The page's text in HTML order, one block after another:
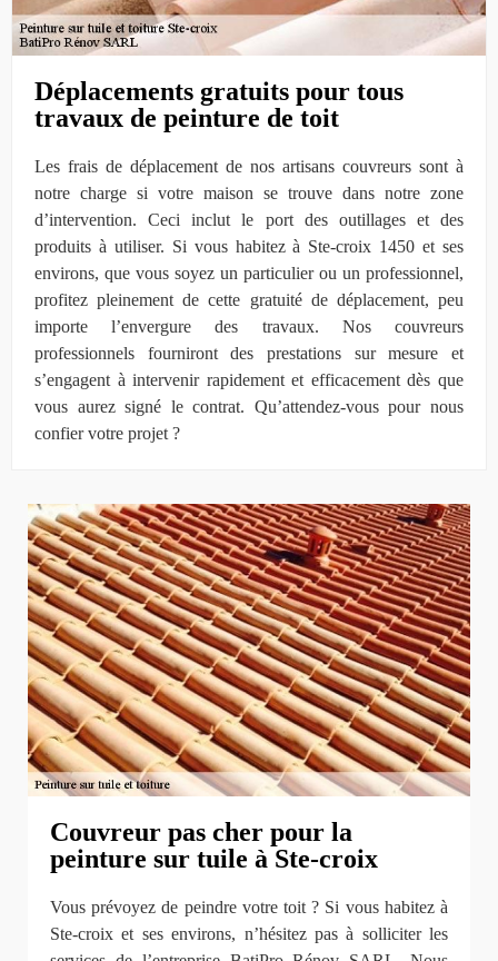
Déplacements gratuits pour tous
travaux de peinture de toit
Les frais de déplacement de nos artisans couvreurs sont à
notre charge si votre maison se trouve dans notre zone
d’intervention. Ceci inclut le port des outillages et des
produits à utiliser. Si vous habitez à Ste-croix 1450 et ses
environs, que vous soyez un particulier ou un professionnel,
profitez pleinement de cette gratuité de déplacement, peu
importe l’envergure des travaux. Nos couvreurs
professionnels fourniront des prestations sur mesure et
s’engagent à intervenir rapidement et efficacement dès que
vous aurez signé le contrat. Qu’attendez-vous pour nous
confier votre projet ?
Couvreur pas cher pour la
peinture sur tuile à Ste-croix
Vous prévoyez de peindre votre toit ? Si vous habitez à
Ste-croix et ses environs, n’hésitez pas à solliciter les